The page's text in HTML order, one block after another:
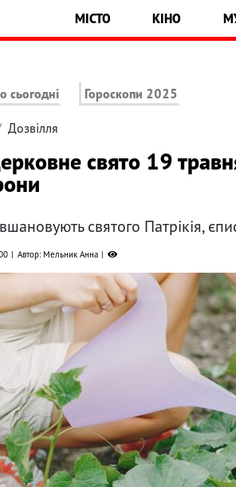
МІСТО КІНО
сьогодні Гороскопи 2025
Дозвілля
свято 19
святого Патрікія,
Автор: Мельник Анна